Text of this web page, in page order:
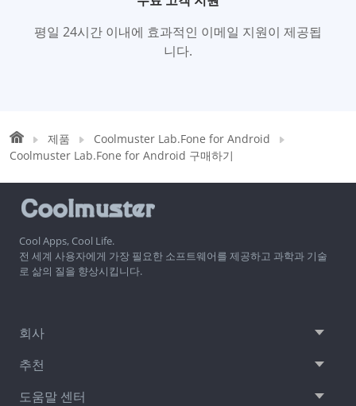
평일 24시간 이내에 효과적인 이메일 지원이 제공됩
니다.
제품
Coolmuster Lab.Fone for Android
Coolmuster Lab.Fone for Android 구매하기
Cool Apps, Cool Life.
전 세계 사용자에게 가장 필요한 소프트웨어를 제공하고 과학과 기술
로 삶의 질을 향상시킵니다.
회사
추천
도움말 센터